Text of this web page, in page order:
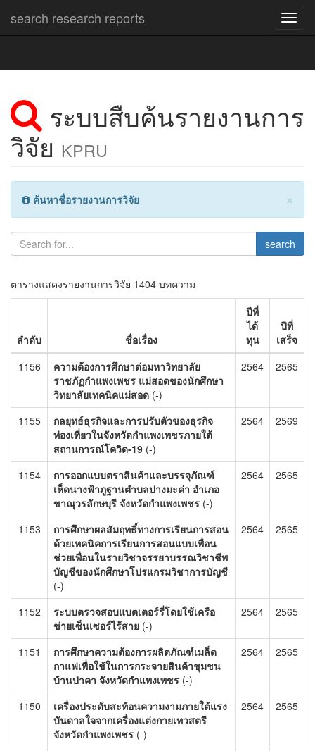
search research reports
ระบบสืบค้นรายงานการ
วิจัย KPRU
×
ค้นหาชื่อรายงานการวิจัย
search
ตารางแสดงรายงานการวิจัย 1404 บทความ
ลำดับ ชื่อเรื่อง
ปีที่
ได้
ทุน
ปีที่
เสร็จ
1156
ความต้องการศึกษาต่อมหาวิทยาลัย
ราชภัฏกำแพงเพชร แม่สอดของนักศึกษา
วิทยาลัยเทคนิคแม่สอด (-)
2564 2565
1155
กลยุทธ์ธุรกิจและการปรับตัวของธุรกิจ
ท่องเที่ยวในจังหวัดกำแพงเพชรภายใต้
สถานการณ์โควิด-19 (-)
2564 2569
1154
การออกแบบตราสินค้าและบรรจุภัณฑ์
เห็ดนางฟ้าภูฐานตำบลปางมะค่า อำเภอ
ขาณุวรลักษบุรี จังหวัดกำแพงเพชร (-)
2564 2565
1153
การศึกษาผลสัมฤทธิ์ทางการเรียนการสอน
ด้วยเทคนิคการเรียนการสอนแบบเพื่อน
ช่วยเพื่อนในรายวิชาจรรยาบรรณวิชาชีพ
บัญชีของนักศึกษาโปรแกรมวิชาการบัญชี
(-)
2564 2565
1152
ระบบตรวจสอบแบตเตอร์รี่โดยใช้เครือ
ข่ายเซ็นเซอร์ไร้สาย (-)
2564 2565
1151
การศึกษาความต้องการผลิตภัณฑ์เมล็ด
กาแฟเพื่อใช้ในการกระจายสินค้าชุมชน
บ้านป่าคา จังหวัดกำแพงเพชร (-)
2564 2565
1150
เครื่องประดับสะท้อนความงามภายใต้แรง
บันดาลใจจากเครื่องแต่งกายเทวสตรี
จังหวัดกำแพงเพชร (-)
2564 2565